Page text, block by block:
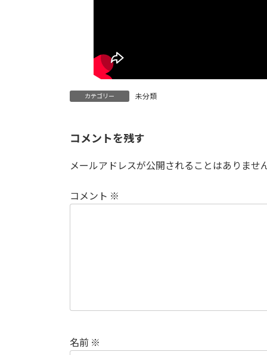
カテゴリー 未分類
コメントを残す
メールアドレスが公開されることはありませ
コメント ※
名前 ※